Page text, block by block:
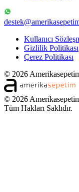
Kullanıcı
Gizlilik Politikası
Çerez Politikası
© 2026
© 2026
Tüm Hakları Saklıdır.